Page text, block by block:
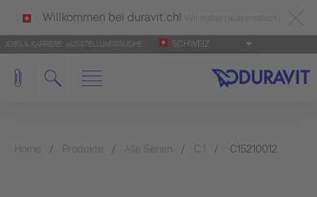
Willkommen bei duravit.ch!
deutsch als Ihre Sprache erkannt.
Français Italiano
JOBS & KARRIERE AUSSTELLUNGSSUCHE SCHWEIZ
Home Produkte Alle Serien C.1 C15210012